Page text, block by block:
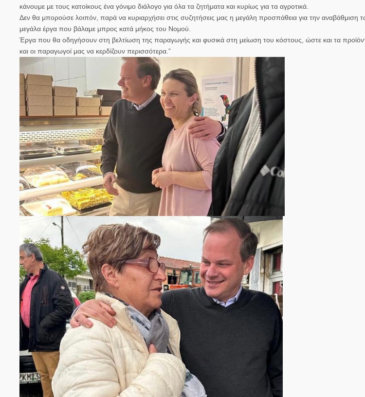
κάνουμε με τους κατοίκους ένα γόνιμο διάλογο για όλα τα ζητήματα και κυρίως για τα αγροτικά.
Δεν θα μπορούσε λοιπόν, παρά να κυριαρχήσει στις συζητήσεις μας η μεγάλη προσπάθεια για την αναβάθμιση
μεγάλα έργα που βάλαμε μπρος κατά μήκος του Νομού.
Έργα που θα οδηγήσουν στη βελτίωση της παραγωγής και φυσικά στη μείωση του κόστους, ώστε και τα
και οι παραγωγοί μας να κερδίζουν περισσότερα.”